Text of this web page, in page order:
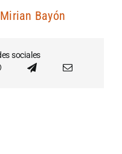
Mirian Bayón
sociales